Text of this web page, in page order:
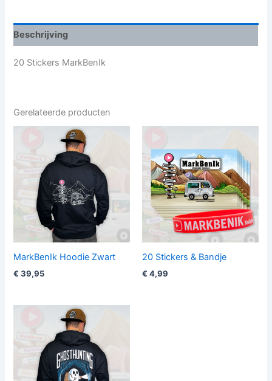
Beschrijving
20 Stickers MarkBenIk
Gerelateerde producten
MarkBenIk Hoodie Zwart
€ 39,95
20 Stickers & Bandje
€ 4,99